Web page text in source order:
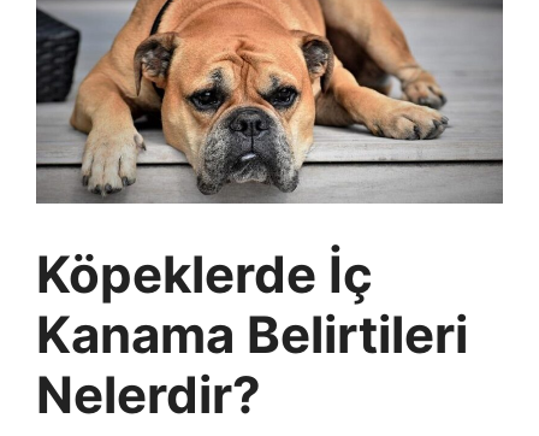
Köpeklerde İç
Kanama Belirtileri
Nelerdir?